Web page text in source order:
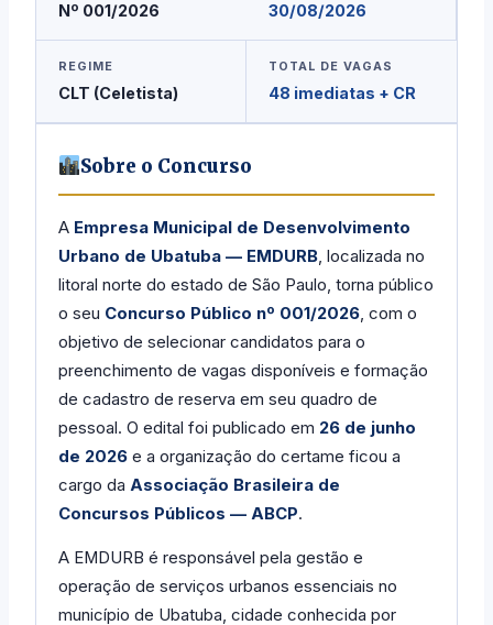
Nº 001/2026 30/08/2026
REGIME
CLT (Celetista)
TOTAL DE VAGAS
48 imediatas + CR
Sobre o Concurso
A Empresa Municipal de Desenvolvimento
Urbano de Ubatuba — EMDURB, localizada no
litoral norte do estado de São Paulo, torna público
o seu Concurso Público nº 001/2026, com o
objetivo de selecionar candidatos para o
preenchimento de vagas disponíveis e formação
de cadastro de reserva em seu quadro de
pessoal. O edital foi publicado em 26 de junho
de 2026 e a organização do certame ficou a
cargo da Associação Brasileira de
Concursos Públicos — ABCP.
A EMDURB é responsável pela gestão e
operação de serviços urbanos essenciais no
município de Ubatuba, cidade conhecida por